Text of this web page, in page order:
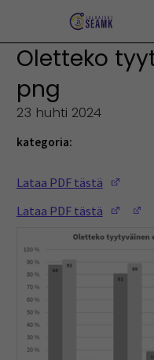
Oletteko
png
23 huhti 2024
kategoria:
Lataa PDF tästä
Lataa PDF tästä